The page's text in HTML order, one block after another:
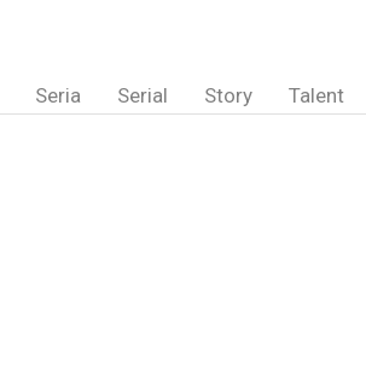
Seria Serial Story Talent